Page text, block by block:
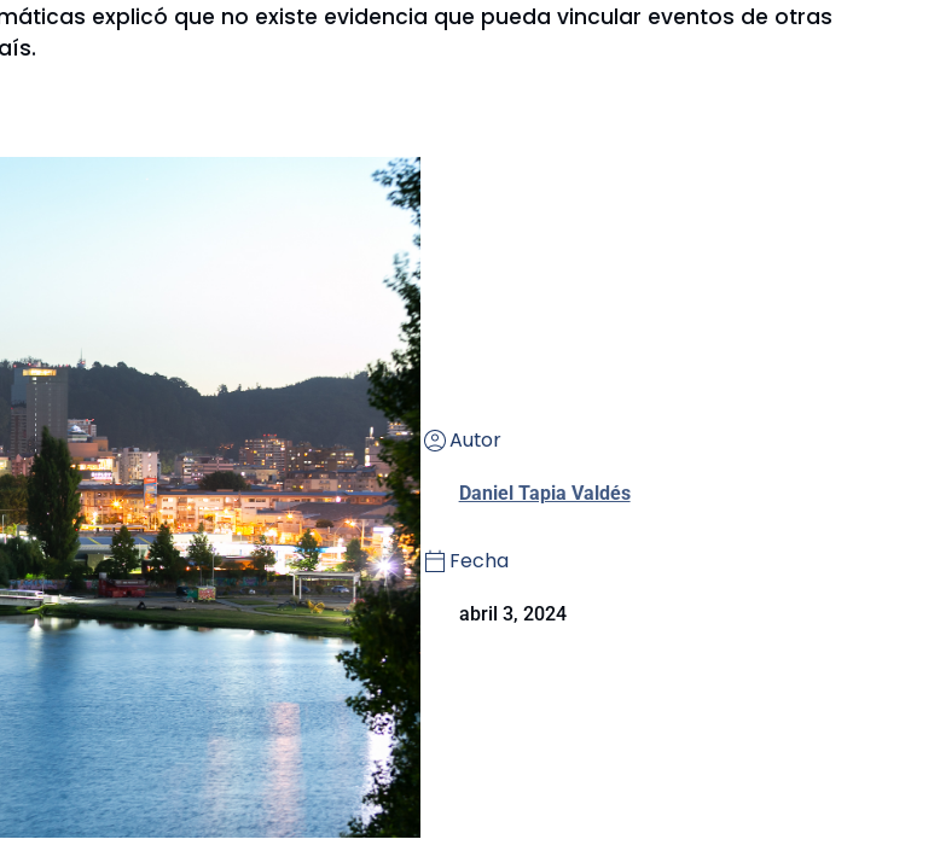
explicó que no existe evidencia que pueda vincular eventos de otras
Autor
Daniel Tapia Valdés
Fecha
abril 3, 2024